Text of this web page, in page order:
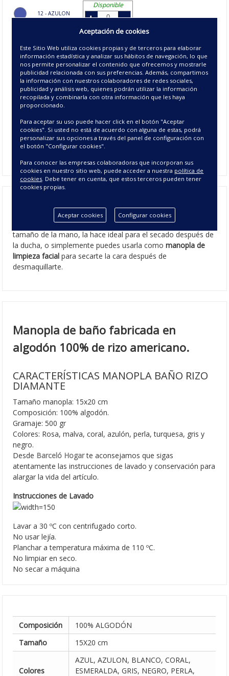
12 - AZULON
26 - GRIS
27 - PERLA
45 - CORAL
86 - ESMERALDA
Disponible
Disponible
Disponible
Disponible
Disponible
para secarte con mimo gracias al tejido de algodón de 500
gr. Las medidas de la manopla es de 15x20 cm y se ajusta al
tamaño de la mano, la hace ideal para el secado después de
la ducha, o simplemente puedes usarla comomanopla de
limpieza facial para secarte la cara después de
desmaquillarte.
Manopla de baño fabricada en
algodón 100% de rizo americano.
CARACTERÍSTICAS MANOPLA BAÑO RIZO
DIAMANTE
Tamaño manopla: 15x20 cm
Composición: 100% algodón.
Gramaje: 500 gr
Colores: Rosa, malva, coral, azulón, perla, turquesa, gris y
negro.
Desde Barceló Hogarte aconsejamos que sigas
atentamente las instrucciones de lavado y conservación para
alargar la vida del artículo.
Instrucciones de Lavado
Lavar a 30 ºC con centrifugado corto.
No usar lejía.
Planchar a temperatura máxima de 110 ºC.
No limpiar en seco.
No secar a máquina
Composición
100% ALGODÓN
Tamaño
15X20 cm
Colores
AZUL, AZULON, BLANCO, CORAL,
ESMERALDA, GRIS, NEGRO, PERLA,
Aceptación de cookies
Este Sitio Web utiliza cookies propias y de terceros para elaborar
información estadística y analizar sus hábitos de navegación, lo que
nos permite personalizar el contenido que ofrecemos y mostrarle
publicidad relacionada con sus preferencias. Además, compartimos
la información con nuestros colaboradores de redes sociales,
publicidad y análisis web, quienes podrán utilizar la información
recopilada y combinarla con otra información que les haya
proporcionado.
Para aceptar su uso puede hacer click en el botón "Aceptar
cookies". Si usted no está de acuerdo con alguna de estas, podrá
personalizar sus opciones a través del panel de configuración con
el botón "Configurar cookies".
Para conocer las empresas colaboradoras que incorporan sus
cookies en nuestro sitio web, puede acceder a nuestra política de
cookies . Debe tener en cuenta, que estos terceros pueden tener
cookies propias.
Aceptar cookies Configurar cookies